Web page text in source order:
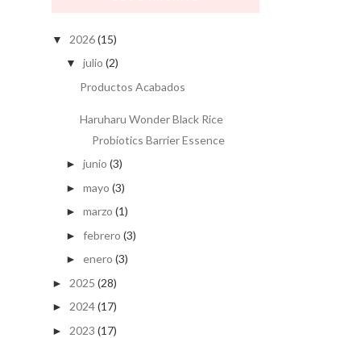
▼ 2026(15)
▼ julio (2)
Productos Acabados
Haruharu Wonder Black Rice
Probiotics Barrier Essence
► junio (3)
► mayo (3)
► marzo (1)
► febrero (3)
► enero (3)
► 2025 (28)
► 2024(17)
► 2023 (17)